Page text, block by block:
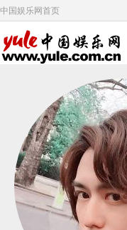
中国娱乐网首页